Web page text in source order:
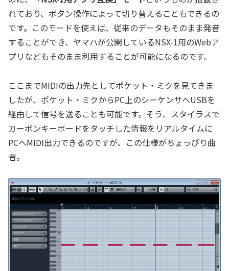
れており、ボタン操作によって切り替えることもできるの
です。このモードを使えば、従来のデータもそのまま発音
することができ、ヤマハが公開しているNSX-1用のWebア
プリなどもそのまま利用することが可能になるのです。
ここまでMIDIの出力先としてポケット・ミクを見てきま
したが、ポケット・ミクからPC上のシーケンサへUSBを
経由して信号を送ることも可能です。そう、スタイラスで
カーボンキーボードをタッチした情報をリアルタイムに
PCへMIDI出力できるのですが、この仕様がちょっぴり曲
者。